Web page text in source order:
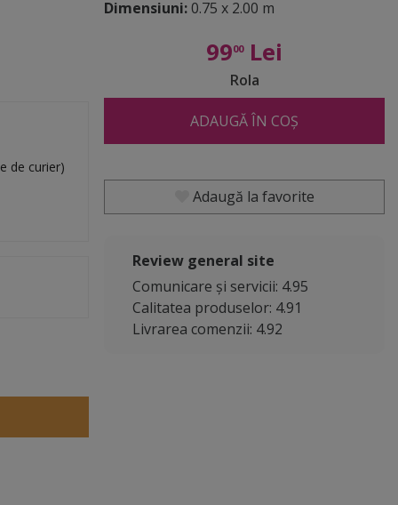
de curier)
Dimensiuni:0.75 x 2.00 m
9900Lei
Rola
ADAUGĂ ÎN COȘ
Adaugă la favorite
Review general site
Comunicare și servicii: 4.95
Calitatea produselor: 4.91
Livrarea comenzii: 4.92